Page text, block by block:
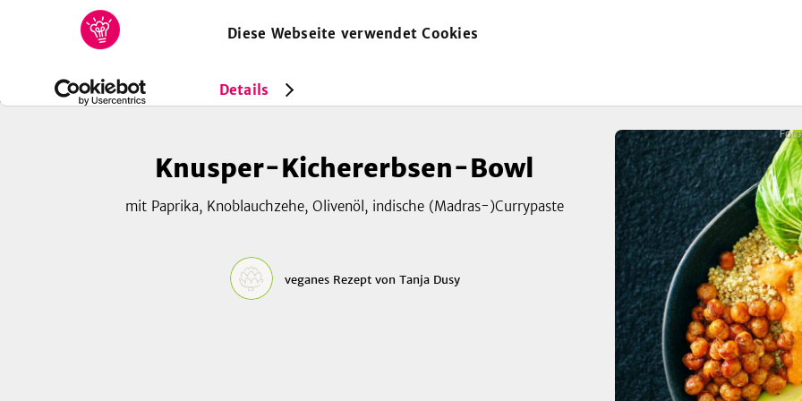
Diese Webseite verwendet Cookies
Details
REZEPTE SAMMLUNGEN MAGAZIN
Rezepte Vegan Knusper-Kichererbsen-Bowl
Knusper-Kichererbsen-Bowl
mit Paprika, Knoblauchzehe, Olivenöl, indische (Madras-)Currypaste
veganes Rezeptvon Tanja Dusy